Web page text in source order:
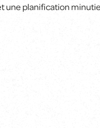
une planification